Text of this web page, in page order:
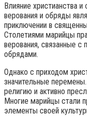
Влияние христианства
верования и обряды
приключении в
Столетиями марийцы
верования, связанные с
обрядами.
Однако с приходом
значительные
религию и активно
Многие марийцы стали
элементы своей